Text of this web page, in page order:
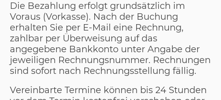
Die Bezahlung erfolgt grundsätzlich im
Voraus (Vorkasse). Nach der Buchung
erhalten Sie per E-Mail eine Rechnung,
zahlbar per Überweisung auf das
angegebene Bankkonto unter Angabe der
jeweiligen Rechnungsnummer. Rechnungen
sind sofort nach Rechnungsstellung fällig.
Vereinbarte Termine können bis 24 Stunden